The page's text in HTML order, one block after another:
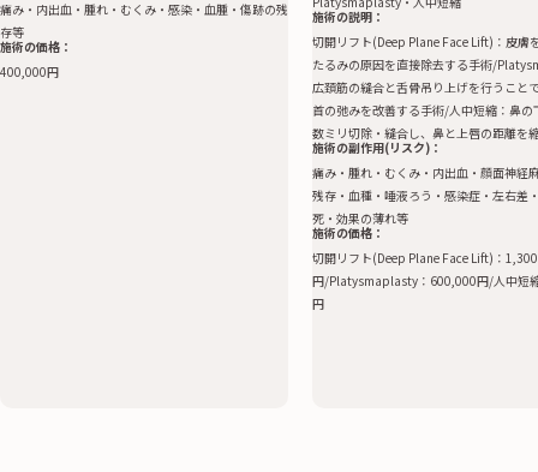
痛み・内出血・腫れ・むくみ・感染・血腫・傷跡の残
存等
施術の価格：
400,000円
施術の説明：
切開リフト(Deep Plane Face Lift)：皮膚
たるみの原因を直接除去する手術/
広頚筋の縫合と舌骨吊り上げを行うこと
首の弛みを改善する手術/人中短縮：鼻の
数ミリ切除・縫合し、鼻と上唇の距離を
施術の副作用(リスク)：
痛み・腫れ・むくみ・内出血・顔面神経
残存・血種・唾液ろう・感染症・左右差
死・効果の薄れ等
施術の価格：
切開リフト(Deep Plane Face Lift)：
円/Platysmaplasty：600,000円/人中短
円